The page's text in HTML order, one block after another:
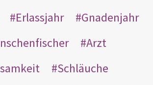
Erlassjahr
Gnadenjahr
Arzt
Schläuche